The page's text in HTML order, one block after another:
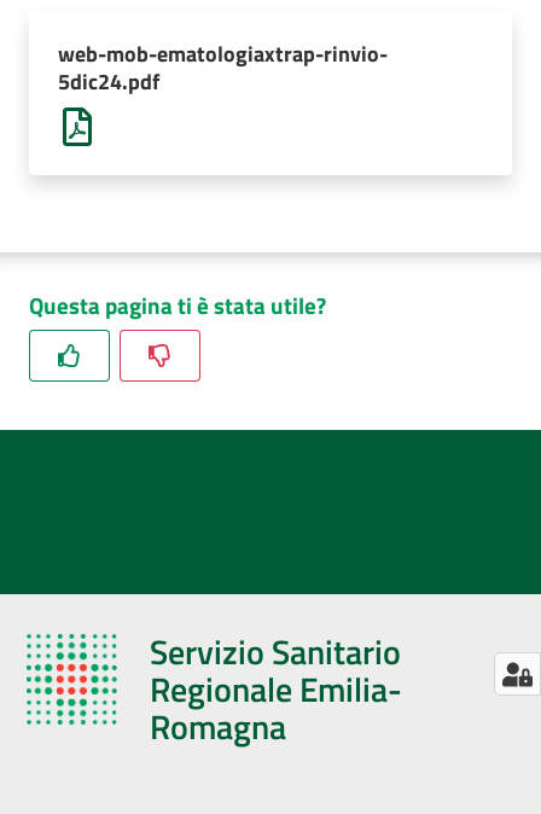
web-mob-ematologiaxtrap-rinvio-
5dic24.pdf
Questa pagina ti è stata utile?
Servizio Sanitario
Regionale Emilia-
Romagna